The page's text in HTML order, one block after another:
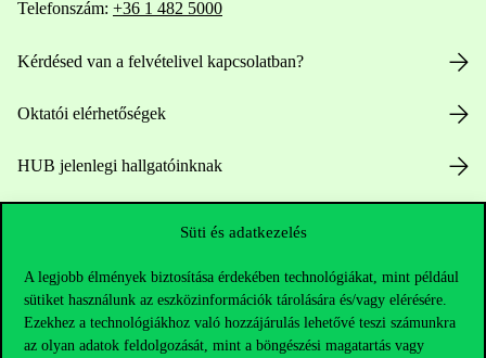
Süti és adatkezelés
A legjobb élmények biztosítása érdekében technológiákat, mint például
sütiket használunk az eszközinformációk tárolására és/vagy elérésére.
Ezekhez a technológiákhoz való hozzájárulás lehetővé teszi számunkra
az olyan adatok feldolgozását, mint a böngészési magatartás vagy
Telefonszám: +36 1 482 5000
Kérdésed van a felvételivel kapcsolatban?
Oktatói elérhetőségek
HUB jelenlegi hallgatóinknak